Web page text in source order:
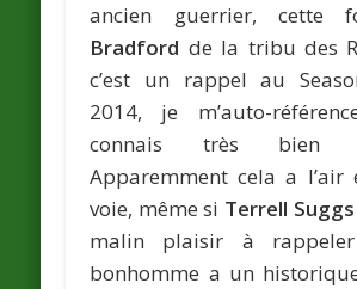
ancien guerrier, cette
Bradford de la tribu des
c’est un rappel au
2014, je m’auto-
connais très bien
Apparemment cela a l’air
voie, même si Terrell Suggs
malin plaisir à
bonhomme a un